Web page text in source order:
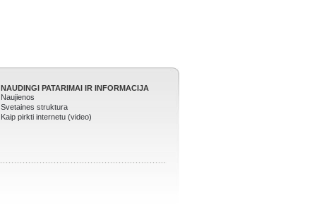
NAUDINGI PATARIMAI IR INFORMACIJA
Naujienos
Svetaines struktura
Kaip pirkti internetu (video)